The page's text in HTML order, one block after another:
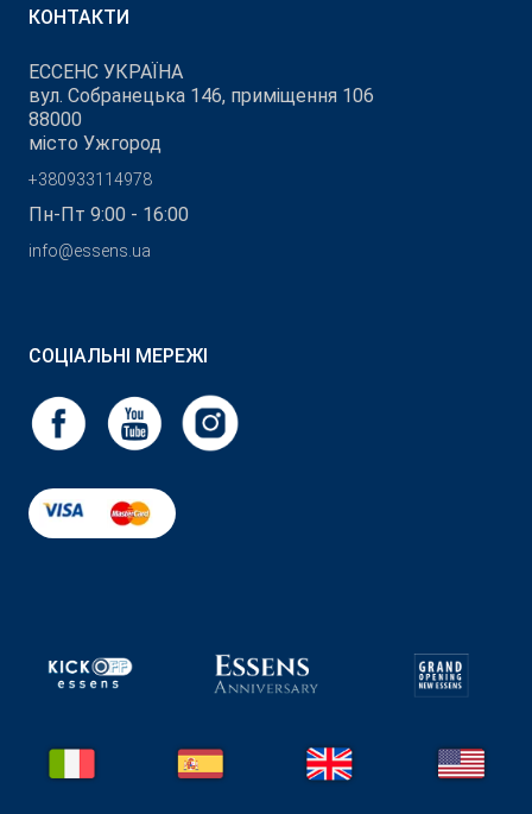
КОНТАКТИ
ЕССЕНС УКРАЇНА
вул. Собранецька 146, приміщення 106
88000
місто Ужгород
+380933114978
Пн-Пт 9:00 - 16:00
info@essens.ua
СОЦІАЛЬНІ МЕРЕЖІ